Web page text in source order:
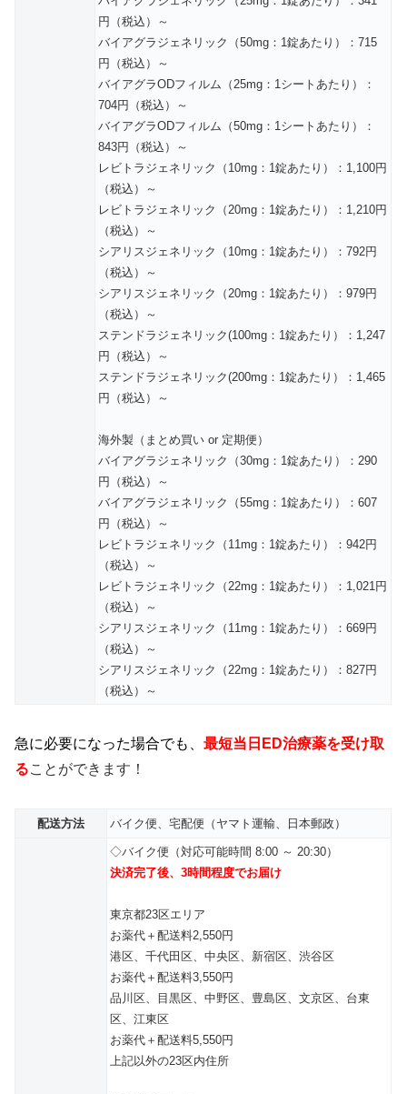
円（税込）～
バイアグラジェネリック（50mg：1錠あたり）：715
円（税込）～
バイアグラODフィルム（25mg：1シートあたり）：
704円（税込）～
バイアグラODフィルム（50mg：1シートあたり）：
843円（税込）～
レビトラジェネリック（10mg：1錠あたり）：1,100円
（税込）～
レビトラジェネリック（20mg：1錠あたり）：1,210円
（税込）～
シアリスジェネリック（10mg：1錠あたり）：792円
（税込）～
シアリスジェネリック（20mg：1錠あたり）：979円
（税込）～
ステンドラジェネリック(100mg：1錠あたり）：1,247
円（税込）～
ステンドラジェネリック(200mg：1錠あたり）：1,465
円（税込）～
海外製（まとめ買い or 定期便）
バイアグラジェネリック（30mg：1錠あたり）：290
円（税込）～
バイアグラジェネリック（55mg：1錠あたり）：607
円（税込）～
レビトラジェネリック（11mg：1錠あたり）：942円
（税込）～
レビトラジェネリック（22mg：1錠あたり）：1,021円
（税込）～
シアリスジェネリック（11mg：1錠あたり）：669円
（税込）～
シアリスジェネリック（22mg：1錠あたり）：827円
（税込）～
急に必要になった場合でも、 最短当日ED治療薬を受け取
ることができます！
配送方法 バイク便、宅配便（ヤマト運輸、日本郵政）
◇バイク便（対応可能時間 8:00 ～ 20:30）
決済完了後、3時間程度でお届け
東京都23区エリア
お薬代＋配送料2,550円
港区、千代田区、中央区、新宿区、渋谷区
お薬代＋配送料3,550円
品川区、目黒区、中野区、豊島区、文京区、台東
区、江東区
お薬代＋配送料5,550円
上記以外の23区内住所